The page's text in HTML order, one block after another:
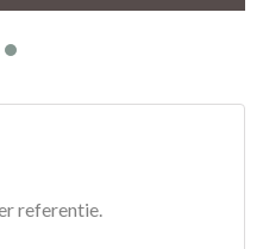
referentie.